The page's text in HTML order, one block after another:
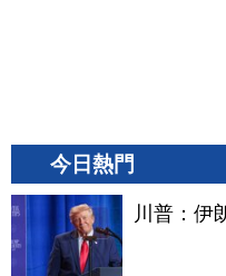
今日熱門
川普：伊